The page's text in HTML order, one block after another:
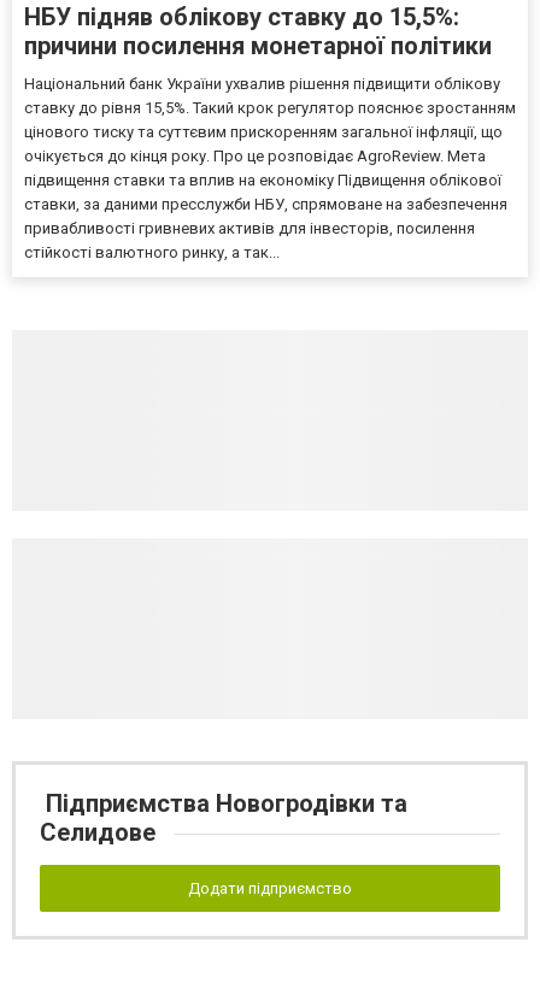
НБУ підняв облікову ставку до 15,5%:
причини посилення монетарної політики
Національний банк України ухвалив рішення підвищити облікову
ставку до рівня 15,5%. Такий крок регулятор пояснює зростанням
цінового тиску та суттєвим прискоренням загальної інфляції, що
очікується до кінця року. Про це розповідає AgroReview. Мета
підвищення ставки та вплив на економіку Підвищення облікової
ставки, за даними пресслужби НБУ, спрямоване на забезпечення
привабливості гривневих активів для інвесторів, посилення
стійкості валютного ринку, а так...
Підприємства Новогродівки та
Селидове
Додати підприємство